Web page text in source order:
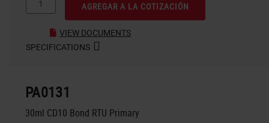
AGREGAR A LA COTIZACIÓN
VIEW DOCUMENTS
SPECIFICATIONS
PA0131
30ml CD10 Bond RTU Primary